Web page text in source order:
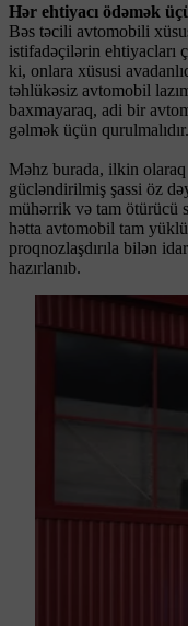
Hər ehtiyacı ödəmək
Bəs təcili avtomobili
istifadəçilərin ehtiyacları
ki, onlara xüsusi
təhlükəsiz avtomobil
baxmayaraq, adi bir
gəlmək üçün qurulmalıdır.
Məhz burada, ilkin
gücləndirilmiş şassi öz
mühərrik və tam ötürücü
hətta avtomobil tam
proqnozlaşdırıla bilən
hazırlanıb.